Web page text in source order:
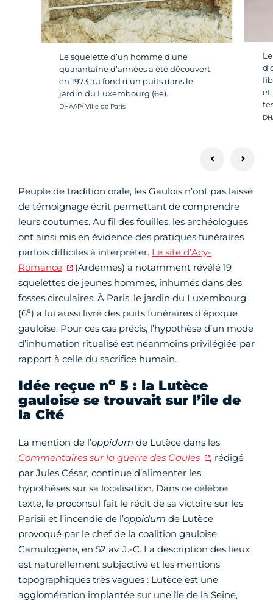
Le squelette d’un homme d’une
quarantaine d’années a été découvert
en 1973 au fond d’un puits dans le
jardin du Luxembourg (6e).
Crédit photo :
DHAAP/ Ville de Paris
et
Peuple de tradition orale, les Gaulois n’ont pas laissé
de témoignage écrit permettant de comprendre
leurs coutumes. Au fil des fouilles, les archéologues
ont ainsi mis en évidence des pratiques funéraires
parfois difficiles à interpréter. Le site d’Acy-
Romance
(Ardennes) a notamment révélé 19
squelettes de jeunes hommes, inhumés dans des
fosses circulaires. À Paris, le jardin du Luxembourg
(6e) a lui aussi livré des puits funéraires d’époque
gauloise. Pour ces cas précis, l’hypothèse d’un mode
d’inhumation ritualisé est néanmoins privilégiée par
rapport à celle du sacrifice humain.
Idée reçue no 5 : la Lutèce
gauloise se trouvait sur l’île de
la Cité
La mention de l’oppidum de Lutèce dans les
Commentaires sur la guerre des Gaules
, rédigé
par Jules César, continue d’alimenter les
hypothèses sur sa localisation. Dans ce célèbre
texte, le proconsul fait le récit de sa victoire sur les
Parisii et l’incendie de l’oppidum de Lutèce
provoqué par le chef de la coalition gauloise,
Camulogène, en 52 av. J.-C. La description des lieux
est naturellement subjective et les mentions
topographiques très vagues : Lutèce est une
agglomération implantée sur une île de la Seine,